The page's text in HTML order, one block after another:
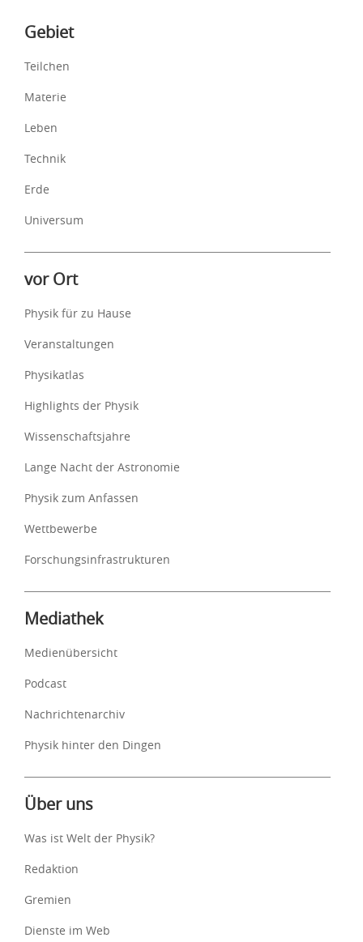
Inhalte
Gebiet
Teilchen
Materie
Leben
Technik
Erde
Universum
vor Ort
Physik für zu Hause
Veranstaltungen
Physikatlas
Highlights der Physik
Wissenschaftsjahre
Lange Nacht der Astronomie
Physik zum Anfassen
Wettbewerbe
Forschungsinfrastrukturen
Mediathek
Medienübersicht
Podcast
Nachrichtenarchiv
Physik hinter den Dingen
Über uns
Was ist Welt der Physik?
Redaktion
Gremien
Dienste im Web